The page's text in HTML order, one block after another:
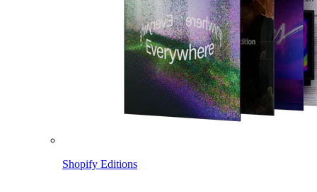
Shopify Editions